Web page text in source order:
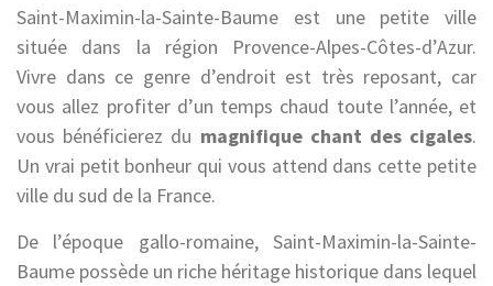
Saint-Maximin-la-Sainte-Baume est une petite ville
située dans la région Provence-Alpes-Côtes-d’Azur.
Vivre dans ce genre d’endroit est très reposant, car
vous allez profiter d’un temps chaud toute l’année, et
vous bénéficierez du magnifique chant des cigales.
Un vrai petit bonheur qui vous attend dans cette petite
ville du sud de la France.
De l’époque gallo-romaine, Saint-Maximin-la-Sainte-
Baume possède un riche héritage historique dans lequel